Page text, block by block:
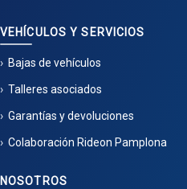
VEHÍCULOS Y SERVICIOS
Bajas de vehículos
Talleres asociados
Garantías y devoluciones
Colaboración Rideon Pamplona
NOSOTROS